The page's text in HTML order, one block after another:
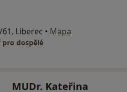
Liberec • Mapa
dospělé
MUDr. Kateřina